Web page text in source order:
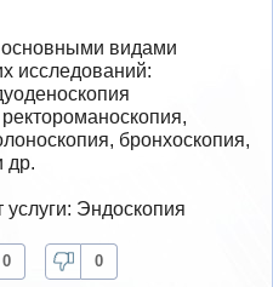
видами
исследований:
ректороманоскопия,
бронхоскопия,
др.
услуги: Эндоскопия
0 0